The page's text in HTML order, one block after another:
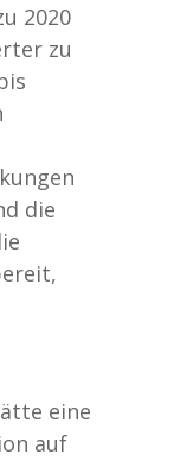
2020
zu
die
eine
auf